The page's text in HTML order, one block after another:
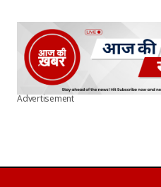
Advertisement